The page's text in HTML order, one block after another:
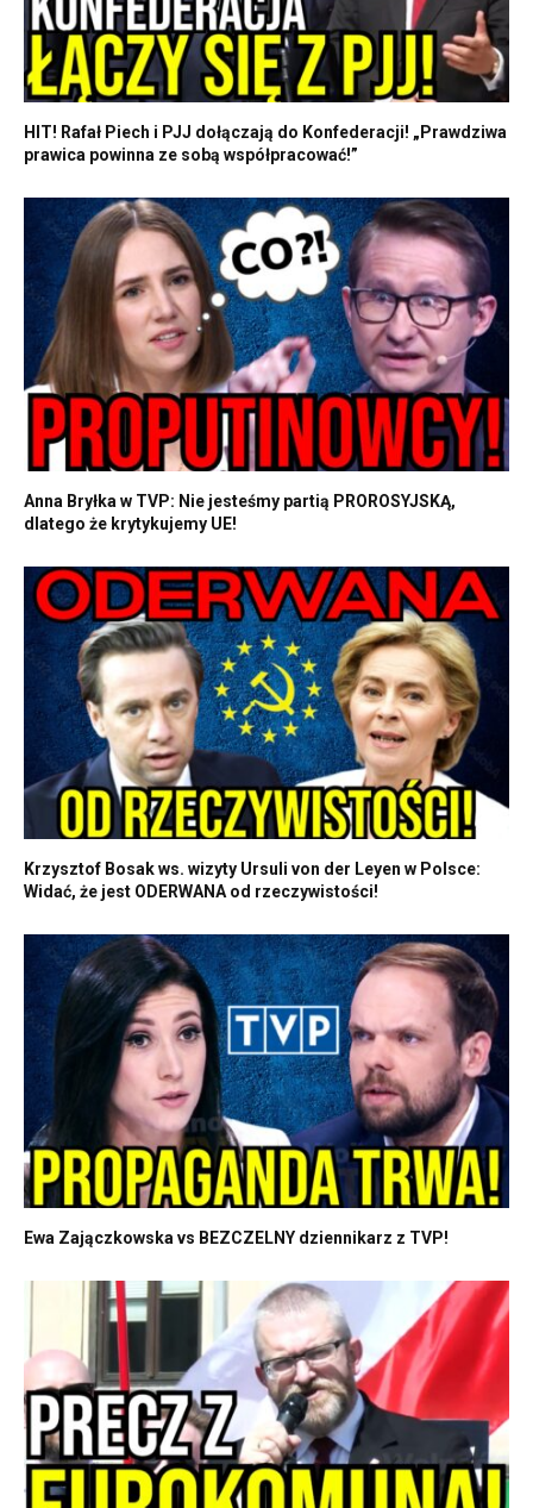
HIT! Rafał Piech i PJJ dołączają do Konfederacji! „Prawdziwa
prawica powinna ze sobą współpracować!”
Anna Bryłka w TVP: Nie jesteśmy partią PROROSYJSKĄ,
dlatego że krytykujemy UE!
Krzysztof Bosak ws. wizyty Ursuli von der Leyen w Polsce:
Widać, że jest ODERWANA od rzeczywistości!
Ewa Zajączkowska vs BEZCZELNY dziennikarz z TVP!